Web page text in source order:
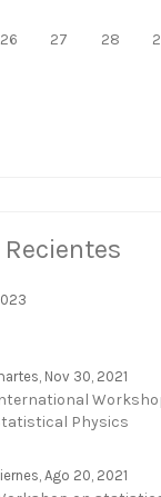
26 27 28
Nov 30, 2021
Physics
Ago 20, 2021